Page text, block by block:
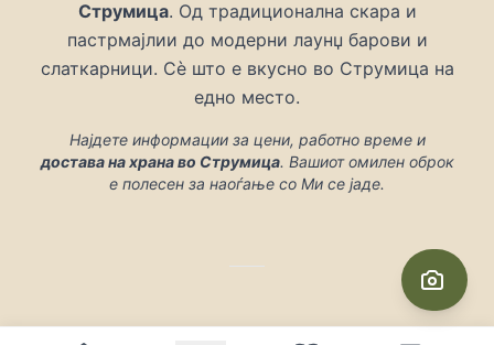
Струмица. Од традиционална скара и
пастрмајлии до модерни лаунџ барови и
слаткарници. Сè што е вкусно во Струмица на
едно место.
Најдете информации за цени, работно време и
достава на храна во Струмица. Вашиот омилен оброк
е полесен за наоѓање со Ми се јаде.